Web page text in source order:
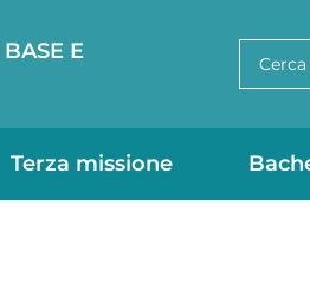
E
Terza missione